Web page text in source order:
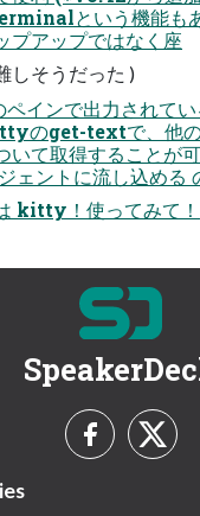
という機能も
プアップではなく座
しそうだった )
インで出力されて
のget-textで、他の
いて取得することが
ェントに流し込める
kitty！使ってみて！